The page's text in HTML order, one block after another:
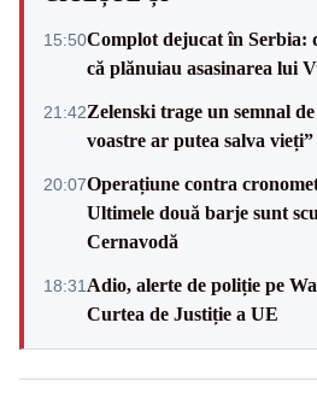
15:50Complot dejucat în Serbia:
că plănuiau asasinarea lui
21:42Zelenski trage un semnal
voastre ar putea salva vieți”
20:07Operațiune contra
Ultimele două barje sunt
Cernavodă
18:31 Adio, alerte de poliție pe
Curtea de Justiție a UE